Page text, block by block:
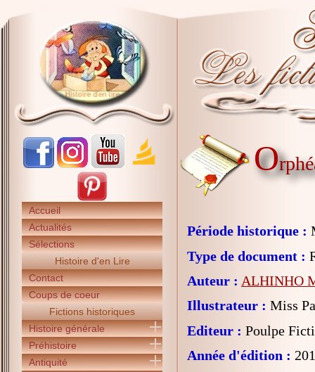
Accueil
Actualités
Sélections
Histoire d'en Lire
Contact
Coups de coeur
Fictions historiques
Histoire générale
Préhistoire
Antiquité
O
Période historique :
Type de document :
Auteur : ALHINHO
Illustrateur : Miss
Editeur : Poulpe
Année d'édition :